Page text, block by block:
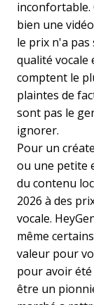
inconfortable.
bien une
le prix n'a pas
qualité vocale
comptent le
plaintes de
sont pas le
ignorer.
Pour un
ou une petite
du contenu
2026 à des
vocale.
même
valeur pour
pour avoir été
être un